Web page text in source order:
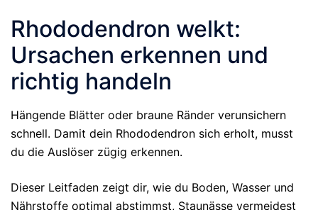
Rhododendron welkt:
Ursachen erkennen und
richtig handeln
Hängende Blätter oder braune Ränder verunsichern
schnell. Damit dein Rhododendron sich erholt, musst
du die Auslöser zügig erkennen.
Dieser Leitfaden zeigt dir, wie du Boden, Wasser und
Nährstoffe optimal abstimmst, Staunässe vermeidest